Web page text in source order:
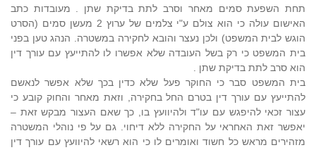
תחת השפעת סמים מאחר וסרב לתת בדיקת שתן . מעובדות כתב
האישום עולה כי הוא צולם ע"י צלמים של ערוץ 2 מעשן סמים (הסרט
הוגש לבית המשפט) ולכן נעצר והובא לחקירה במשטרה. הנהג טען בפני
בית המשפט כי רק בשל העובדה שלא אפשרו לו להתייעץ עם עורך דין
הוא סרב לתת בדיקת שתן .
בית המשפט סבר כי החוקר פעל שלא כדין בכך שלא אפשר לנאשם
להתייעץ עם עורך דין בטרם החל בחקירה, וזאת מאחר והחוק קובע כי
עצור זכאי להיפגש עם עו"ד ולהיוועץ בו, כך שאם העצור מבקש זאת –
יאפשר זאת האחראי על החקירה ללא דיחוי. גם על פי נוהלי המשטרה
מזהירים מראש כל חשוד ואומרים לו כי הוא רשאי להיוועץ עם עורך דין